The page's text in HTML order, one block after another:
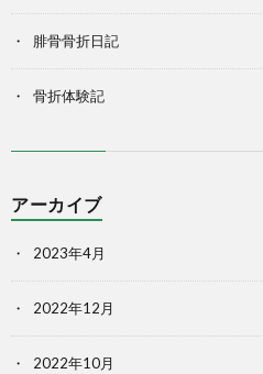
腓骨骨折日記
骨折体験記
アーカイブ
2023年4月
2022年12月
2022年10月